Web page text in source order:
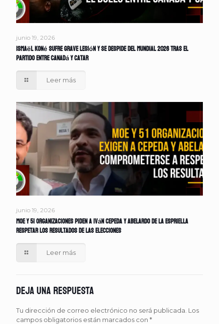
junio 19, 2026
Ismaël Koné sufre grave lesión y se despide del Mundial 2026 tras el
partido entre Canadá y Catar
Leer más
junio 19, 2026
MOE y 51 organizaciones piden a Iván Cepeda y Abelardo de la Espriella
respetar los resultados de las elecciones
Leer más
Deja una respuesta
Tu dirección de correo electrónico no será publicada. Los
campos obligatorios están marcados con *